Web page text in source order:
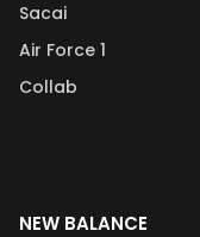
Sacai
Air Force 1
Collab
NEW BALANCE